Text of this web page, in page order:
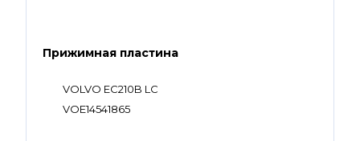
Прижимная пластина
VOLVO EC210B LC
VOE14541865